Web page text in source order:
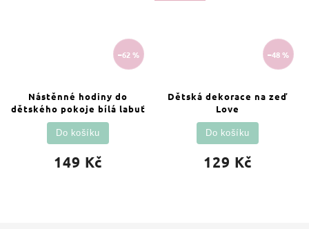
–62 %
Nástěnné hodiny do
dětského pokoje bílá labuť
149 Kč
Do košíku
–48 %
Dětská dekorace na zeď
Love
129 Kč
Do košíku